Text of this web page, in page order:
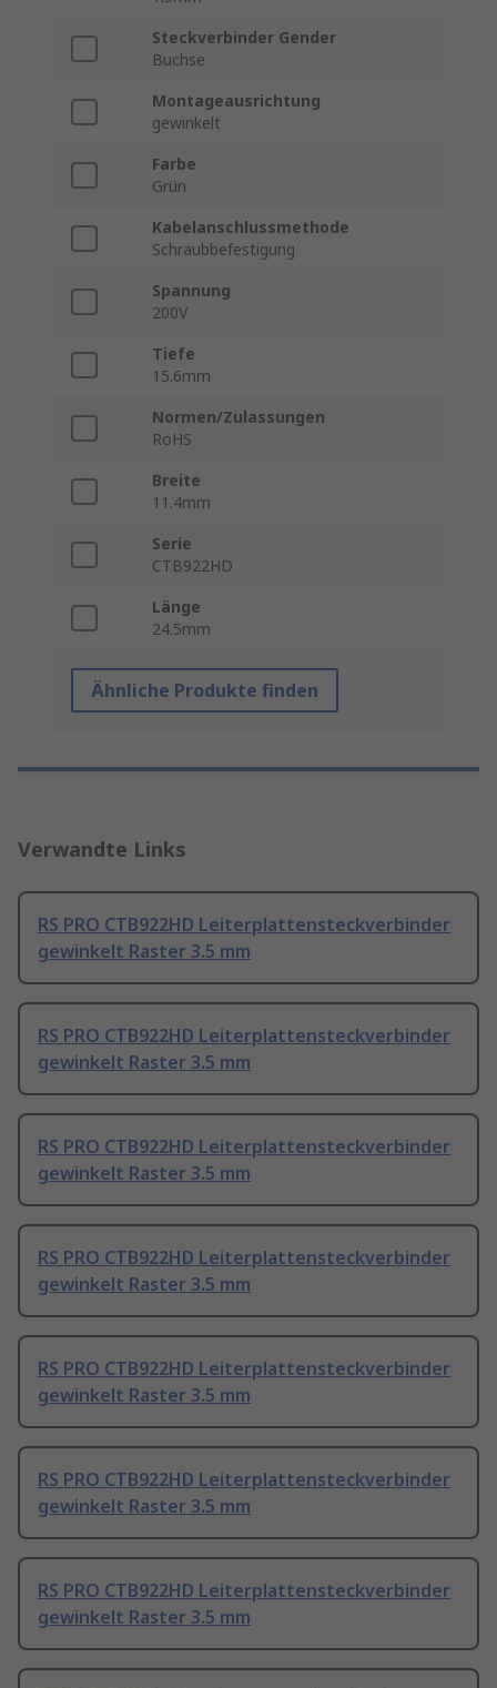
Steckverbinder Gender
Buchse
Montageausrichtung
gewinkelt
Farbe
Grün
Kabelanschlussmethode
Schraubbefestigung
Spannung
200V
Tiefe
15.6mm
Normen/Zulassungen
RoHS
Breite
11.4mm
Serie
CTB922HD
Länge
24.5mm
Ähnliche Produkte finden
Verwandte Links
RS PRO CTB922HD Leiterplattensteckverbinder
gewinkelt Raster 3.5 mm
RS PRO CTB922HD Leiterplattensteckverbinder
gewinkelt Raster 3.5 mm
RS PRO CTB922HD Leiterplattensteckverbinder
gewinkelt Raster 3.5 mm
RS PRO CTB922HD Leiterplattensteckverbinder
gewinkelt Raster 3.5 mm
RS PRO CTB922HD Leiterplattensteckverbinder
gewinkelt Raster 3.5 mm
RS PRO CTB922HD Leiterplattensteckverbinder
gewinkelt Raster 3.5 mm
RS PRO CTB922HD Leiterplattensteckverbinder
gewinkelt Raster 3.5 mm